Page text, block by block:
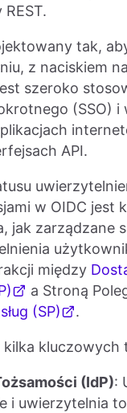
tak,
z naciskiem
szeroko
(SSO) i
API.
w OIDC jest
jak zarządzane
między
a Stroną
(SP) .
kilka kluczowych
(IdP):
i uwierzytelnia